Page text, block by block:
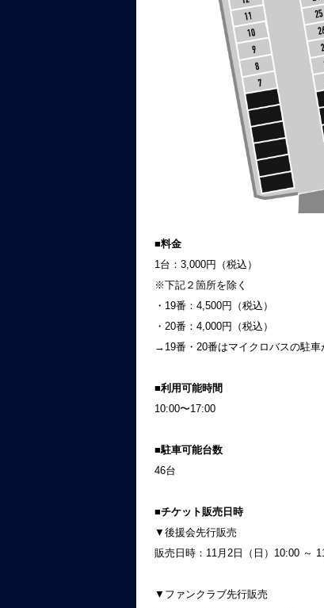
■料金
1台：3,000円（税込）
※下記２箇所を除く
・19番：4,500円（税込）
・20番：4,000円（税込）
→19番・20番はマイクロバスの駐車
■利用可能時間
10:00〜17:00
■駐車可能台数
46台
■チケット販売日時
▼後援会先行販売
販売日時：11月2日（日）10:00 ～
▼ファンクラブ先行販売